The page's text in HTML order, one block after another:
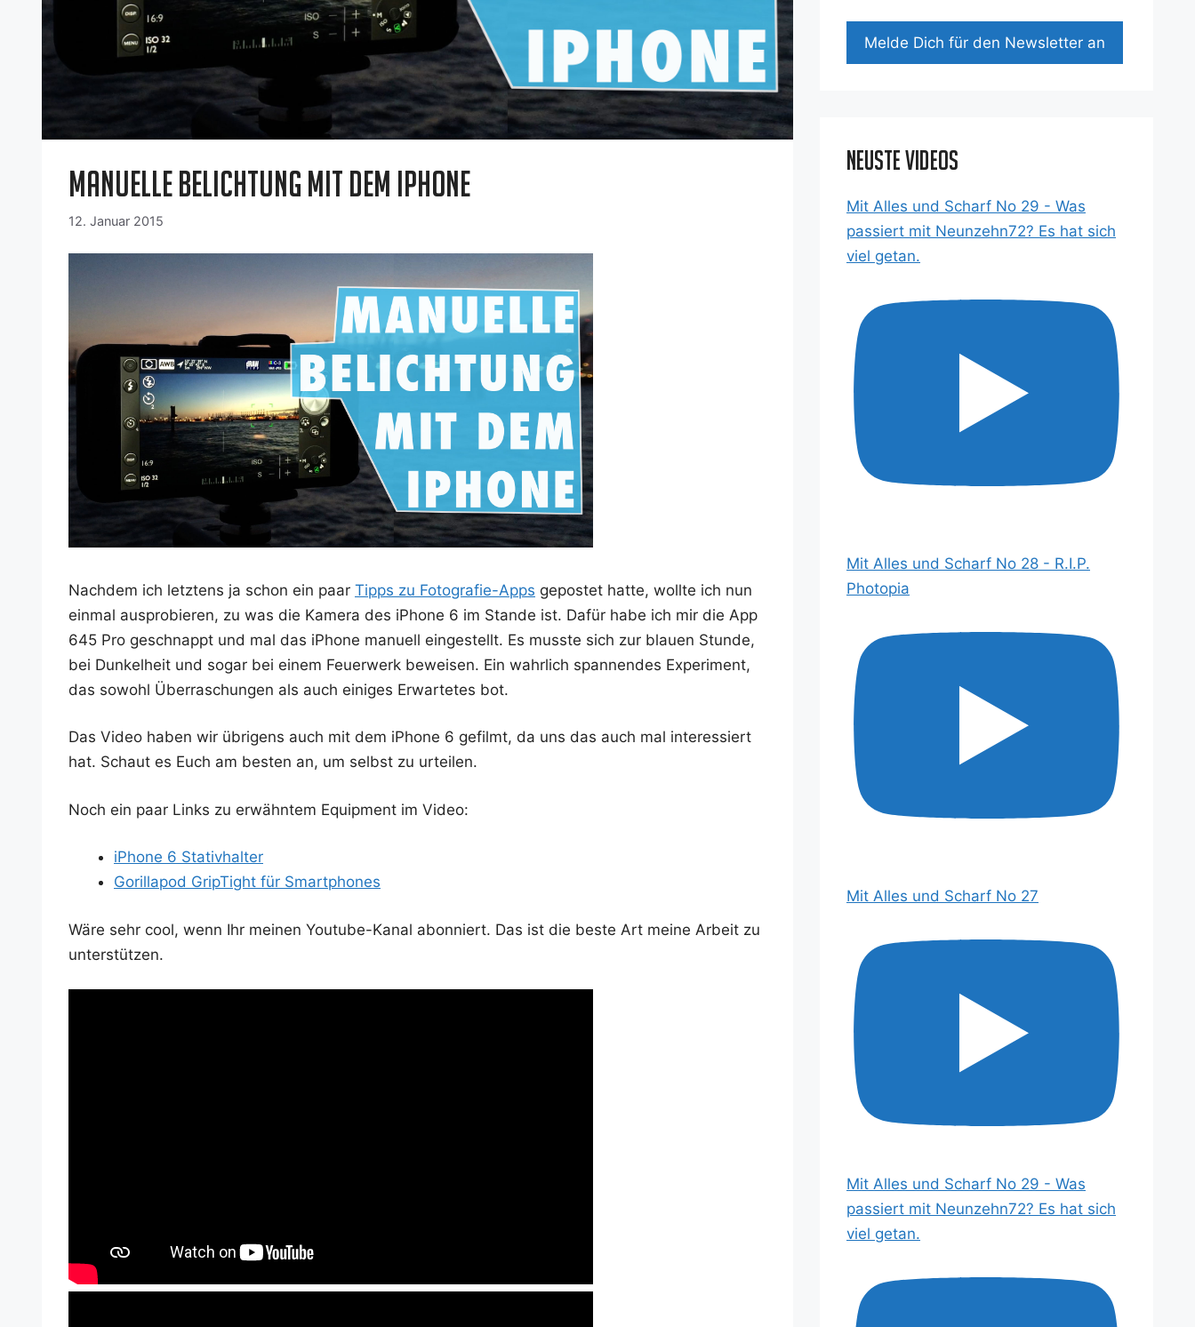
Manuelle Belichtung mit dem iPhone
12. Januar 2015
Nach­dem ich letz­tens ja schon ein paar Tipps zu Foto­gra­fie-Apps gepos­tet hat­te, woll­te ich nun
ein­mal aus­pro­bie­ren, zu was die Kame­ra des iPho­ne 6 im Stan­de ist. Dafür habe ich mir die App
645 Pro geschnappt und mal das iPho­ne manu­ell ein­ge­stellt. Es muss­te sich zur blau­en Stun­de,
bei Dun­kel­heit und sogar bei einem Feu­er­werk bewei­sen. Ein wahr­lich span­nen­des Expe­ri­ment,
das sowohl Über­ra­schun­gen als auch eini­ges Erwar­te­tes bot.
Das Video haben wir übri­gens auch mit dem iPho­ne 6 gefilmt, da uns das auch mal inter­es­siert
hat. Schaut es Euch am bes­ten an, um selbst zu urteilen.
Noch ein paar Links zu erwähn­tem Equip­ment im Video:
iPho­ne 6 Stativhalter
Gorill­a­pod Grip­Tight für Smartphones
Wäre sehr cool, wenn Ihr mei­nen You­tube-Kanal abon­niert. Das ist die bes­te Art mei­ne Arbeit zu
unterstützen.
Mel­de Dich für den News­let­ter an
Neuste Videos
Mit Alles und Scharf No 29 - Was
passiert mit Neunzehn72? Es hat sich
viel getan.
Mit Alles und Scharf No 28 - R.I.P.
Photopia
Mit Alles und Scharf No 27
Mit Alles und Scharf No 29 - Was
passiert mit Neunzehn72? Es hat sich
viel getan.